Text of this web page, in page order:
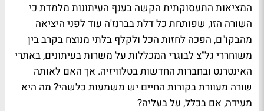
המציאות התעסוקתית הקשה בענף העיתונות מלמדת כי
השורה הזו, שפותחת כל דלת בברנז'ה עוד לפני היציאה
מהבקו"ם, הפכה לחזות הכל ולקלף בלתי מנוצח בקרב בין
משוחררי גל"צ לבוגרי המכללות על משרות בעיתונים, באתרי
האינטרנט ובחברות החדשות בטלוויזיה. אך האם לאותה
שורה מעוורת בקורות החיים יש משמעות כלשהי? מה היא
מעידה, אם בכלל, על בעליה?